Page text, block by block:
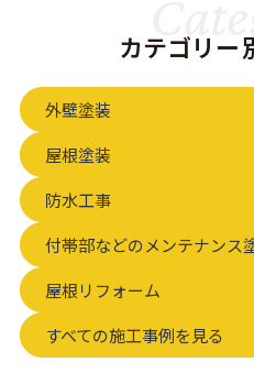
地処理
カテゴリ
外壁塗装
屋根塗装
防水工事
付帯部などのメンテナンス
屋根リフォーム
すべての施工事例を見る